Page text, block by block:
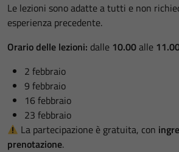
Le lezioni sono adatte a tutti e non
esperienza precedente.
Orario delle lezioni: dalle 10.00alle
2 febbraio
9 febbraio
16 febbraio
23 febbraio
La partecipazione è gratuita, con
prenotazione.